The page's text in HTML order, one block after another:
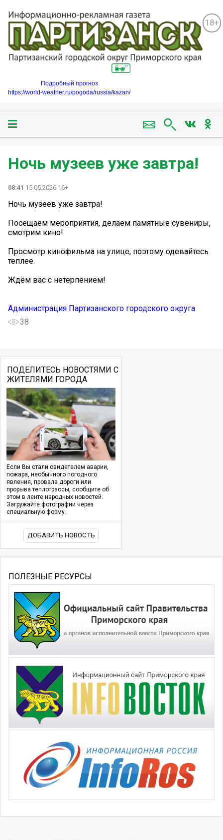
18+
Подробный прогноз
https://world-weather.ru/pogoda/russia/kazan/
Ночь музеев уже завтра!
08:41 15.05.2026 16+
Ночь музеев уже завтра!
Посещаем мероприятия, делаем памятные сувениры,
смотрим кино!
Просмотр кинофильма на улице, поэтому одевайтесь
теплее.
Ждём вас с нетерпением!
Администрация Партизанского городского округа
38
ПОДЕЛИТЕСЬ НОВОСТЯМИ С
ЖИТЕЛЯМИ ГОРОДА
Если Вы стали свидетелем аварии,
пожара, необычного погодного
явления, провала дороги или
прорыва теплотрассы, сообщите об
этом в ленте народных новостей.
Загружайте фотографии через
специальную форму.
ДОБАВИТЬ НОВОСТЬ
ПОЛЕЗНЫЕ РЕСУРСЫ